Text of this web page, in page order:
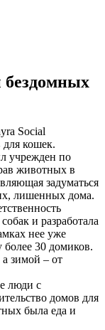
Social
для кошек.
учрежден по
животных в
задуматься
лишенных дома.
и разработала
нее уже
30 домиков.
зимой – от
люди с
домов для
была еда и